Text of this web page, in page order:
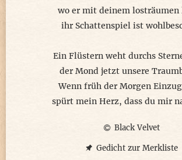
wo er mit deinem losträumen
ihr Schattenspiel ist
Ein Flüstern weht durchs
der Mond jetzt unsere
Wenn früh der Morgen
spürt mein Herz, dass du mir
Black Velvet
Gedicht zur Merkliste